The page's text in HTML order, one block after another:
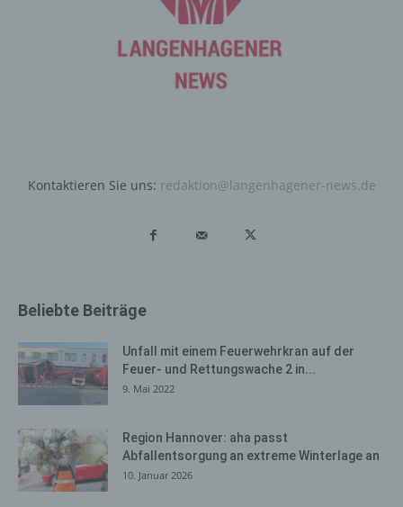
Kontaktieren Sie uns: redaktion@langenhagener-news.de
Beliebte Beiträge
Unfall mit einem Feuerwehrkran auf der
Feuer- und Rettungswache 2 in...
9. Mai 2022
Region Hannover: aha passt
Abfallentsorgung an extreme Winterlage an
10. Januar 2026
betroffenen Person eingegebenen personenbezogenen
Daten werden ausschließlich für die interne Verwendung
bei dem für die Verarbeitung Verantwortlichen und für
eigene Zwecke erhoben und gespeichert. Der für die
eine interne Verwendung, die dem für die Verarbeitung
Durch eine Registrierung auf der Internetseite des für die
Registrierung gespeichert. Die Speicherung dieser Daten
unserer Dienste verhindert werden kann, und diese
Daten im Bedarfsfall ermöglichen, begangene Straftaten
aufzuklären. Insofern ist die Speicherung dieser Daten
zur Absicherung des für die Verarbeitung
Verantwortlichen erforderlich. Eine Weitergabe dieser
Daten an Dritte erfolgt grundsätzlich nicht, sofern keine
gesetzliche Pflicht zur Weitergabe besteht oder die
Weitergabe der Strafverfolgung dient.